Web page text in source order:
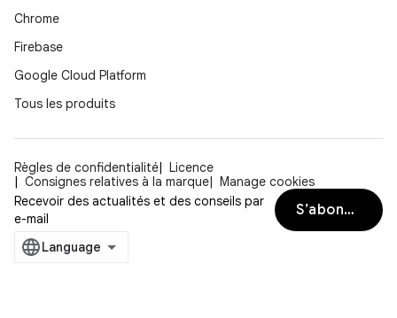
Chrome
Firebase
Google Cloud Platform
Tous les produits
Règles de confidentialité
Licence
Consignes relatives à la marque
Manage cookies
Recevoir des actualités et des conseils par
e-mail
S’abonner